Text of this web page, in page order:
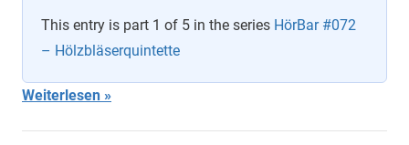
This entry is part 1 of 5 in the series HörBar #072
– Hölzbläserquintette
Weiterlesen